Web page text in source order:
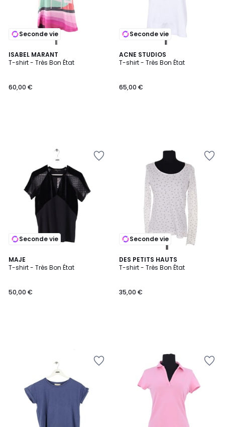
Seconde vie
ISABEL MARANT
T-shirt - Très Bon État
60,00 €
Seconde vie
ACNE STUDIOS
T-shirt - Très Bon État
65,00 €
Seconde vie
MAJE
T-shirt - Très Bon État
50,00 €
Seconde vie
DES PETITS HAUTS
T-shirt - Très Bon État
35,00 €